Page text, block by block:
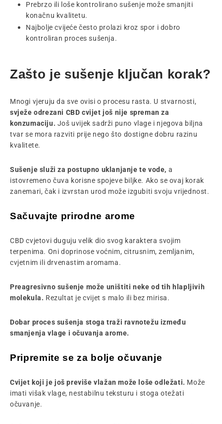
Prebrzo ili loše kontrolirano sušenje može smanjiti
konačnu kvalitetu.
Najbolje cvijeće često prolazi kroz spor i dobro
kontroliran proces sušenja.
Zašto je sušenje ključan korak?
Mnogi vjeruju da sve ovisi o procesu rasta. U stvarnosti,
svježe odrezani CBD cvijet još nije spreman za
konzumaciju. Još uvijek sadrži puno vlage i njegova biljna
tvar se mora razviti prije nego što dostigne dobru razinu
kvalitete.
Sušenje služi za postupno uklanjanje te vode, a
istovremeno čuva korisne spojeve biljke. Ako se ovaj korak
zanemari, čak i izvrstan urod može izgubiti svoju vrijednost.
Sačuvajte prirodne arome
CBD cvjetovi duguju velik dio svog karaktera svojim
terpenima. Oni doprinose voćnim, citrusnim, zemljanim,
cvjetnim ili drvenastim aromama.
Preagresivno sušenje može uništiti neke od tih hlapljivih
molekula. Rezultat je cvijet s malo ili bez mirisa.
Dobar proces sušenja stoga traži ravnotežu između
smanjenja vlage i očuvanja arome.
Pripremite se za bolje očuvanje
Cvijet koji je još previše vlažan može loše odležati. Može
imati višak vlage, nestabilnu teksturu i stoga otežati
očuvanje.